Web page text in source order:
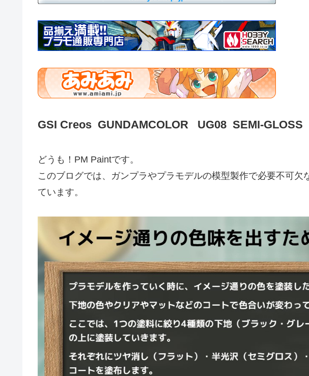
GSI Creos GUNDAMCOLOR UG08 SEMI-GLOSS
どうも！PM Paintです。
このブログでは、ガンプラやプラモデルの模型製作で必要不可欠
ています。